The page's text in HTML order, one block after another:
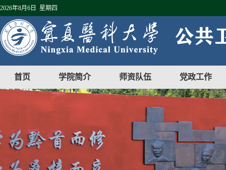
2026年8月6日 星期四
首页 学院简介 师资队伍 党政工作